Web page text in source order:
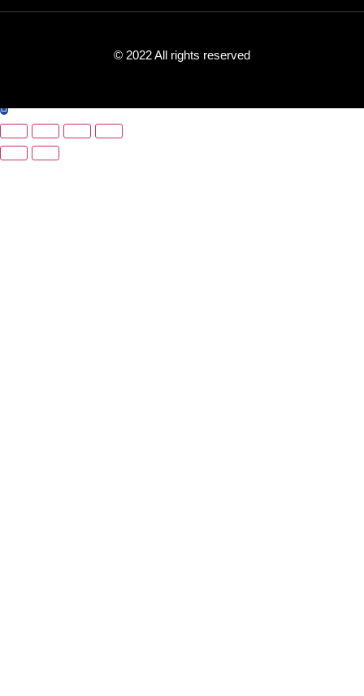
© 2022 All rights reserved